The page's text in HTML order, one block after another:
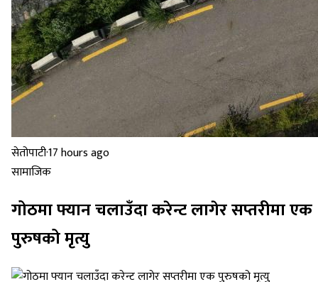
सेतोपाटी·17 hours ago
सामाजिक
गोठमा फ्यान चलाउँदा करेन्ट लागेर सप्तरीमा एक
पुरुषको मृत्यु